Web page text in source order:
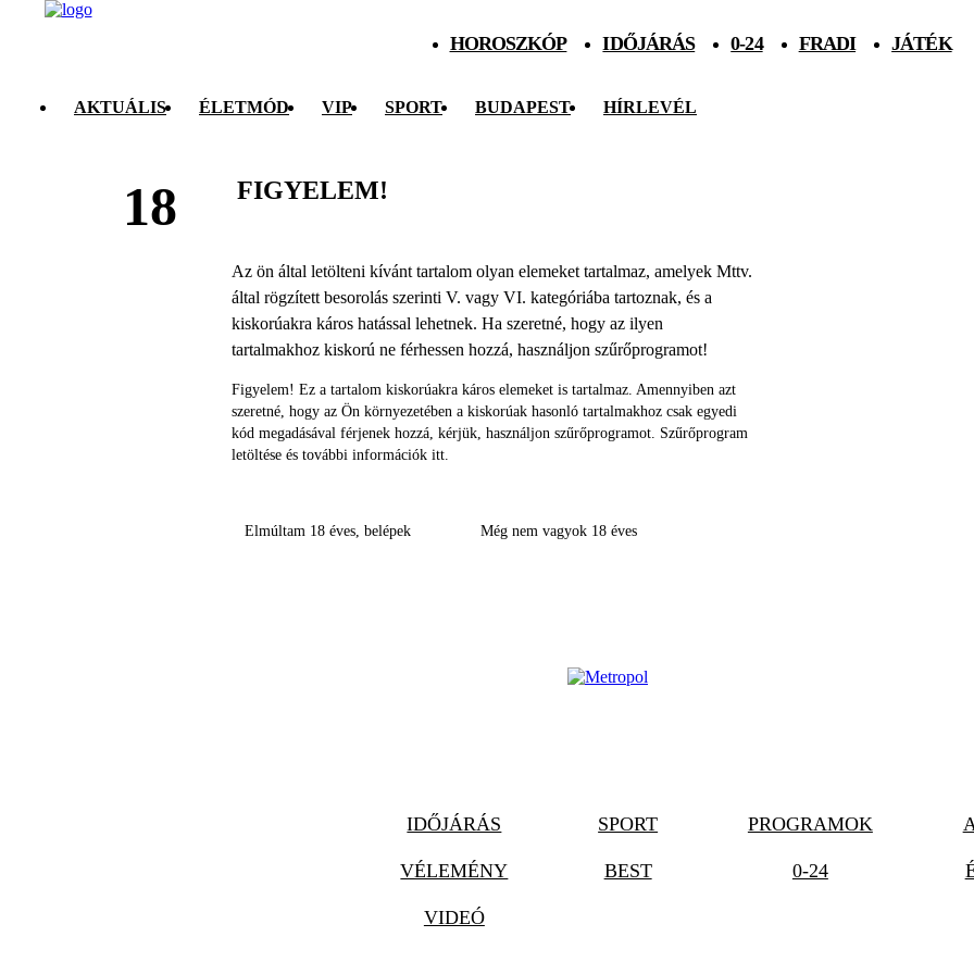
HOROSZKÓP IDŐJÁRÁS 0-24 FRADI JÁTÉK
AKTUÁLIS ÉLETMÓD VIP SPORT BUDAPEST HÍRLEVÉL
18 FIGYELEM!
Az ön által letölteni kívánt tartalom olyan elemeket tartalmaz, amelyek Mttv.
által rögzített besorolás szerinti V. vagy VI. kategóriába tartoznak, és a
kiskorúakra káros hatással lehetnek. Ha szeretné, hogy az ilyen
tartalmakhoz kiskorú ne férhessen hozzá, használjon szűrőprogramot!
Figyelem! Ez a tartalom kiskorúakra káros elemeket is tartalmaz. Amennyiben azt
szeretné, hogy az Ön környezetében a kiskorúak hasonló tartalmakhoz csak egyedi
kód megadásával férjenek hozzá, kérjük, használjon szűrőprogramot. Szűrőprogram
letöltése és további információk itt.
Elmúltam 18 éves, belépek Még nem vagyok 18 éves
IDŐJÁRÁS SPORT PROGRAMOK
VÉLEMÉNY BEST 0-24
VIDEÓ